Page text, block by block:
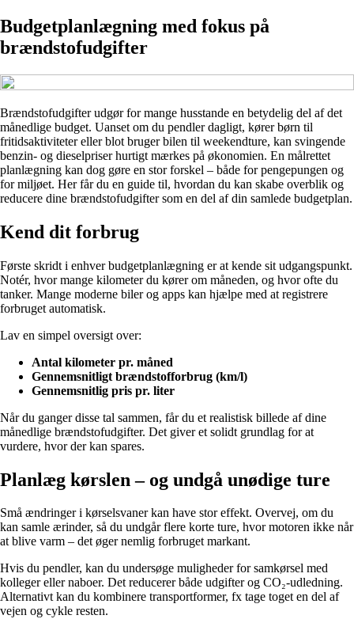
Budgetplanlægning med fokus på
brændstofudgifter
Brændstofudgifter udgør for mange husstande en betydelig del af det
månedlige budget. Uanset om du pendler dagligt, kører børn til
fritidsaktiviteter eller blot bruger bilen til weekendture, kan svingende
benzin- og dieselpriser hurtigt mærkes på økonomien. En målrettet
planlægning kan dog gøre en stor forskel – både for pengepungen og
for miljøet. Her får du en guide til, hvordan du kan skabe overblik og
reducere dine brændstofudgifter som en del af din samlede budgetplan.
Kend dit forbrug
Første skridt i enhver budgetplanlægning er at kende sit udgangspunkt.
Notér, hvor mange kilometer du kører om måneden, og hvor ofte du
tanker. Mange moderne biler og apps kan hjælpe med at registrere
forbruget automatisk.
Lav en simpel oversigt over:
Antal kilometer pr. måned
Gennemsnitligt brændstofforbrug (km/l)
Gennemsnitlig pris pr. liter
Når du ganger disse tal sammen, får du et realistisk billede af dine
månedlige brændstofudgifter. Det giver et solidt grundlag for at
vurdere, hvor der kan spares.
Planlæg kørslen – og undgå unødige ture
Små ændringer i kørselsvaner kan have stor effekt. Overvej, om du
kan samle ærinder, så du undgår flere korte ture, hvor motoren ikke når
at blive varm – det øger nemlig forbruget markant.
Hvis du pendler, kan du undersøge muligheder for samkørsel med
kolleger eller naboer. Det reducerer både udgifter og CO₂-udledning.
Alternativt kan du kombinere transportformer, fx tage toget en del af
vejen og cykle resten.